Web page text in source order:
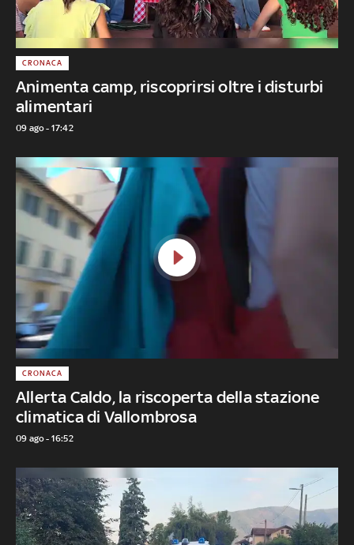
Animenta camp, riscoprirsi oltre i disturbi
alimentari
CRONACA
09 ago - 17:42
Allerta Caldo, la riscoperta della stazione
climatica di Vallombrosa
CRONACA
09 ago - 16:52